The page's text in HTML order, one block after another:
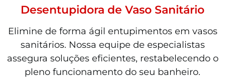
Desentupidora de Vaso Sanitário
Elimine de forma ágil entupimentos em vasos
sanitários. Nossa equipe de especialistas
assegura soluções eficientes, restabelecendo o
pleno funcionamento do seu banheiro.